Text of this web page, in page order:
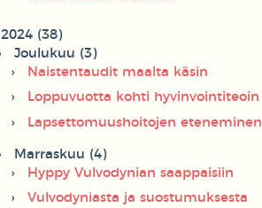
2024 (38)
Joulukuu (3)
Naistentaudit maalta käsin
Loppuvuotta kohti hyvinvointiteoin
Lapsettomuushoitojen eteneminen
Marraskuu (4)
Hyppy Vulvodynian saappaisiin
Vulvodyniasta ja suostumuksesta